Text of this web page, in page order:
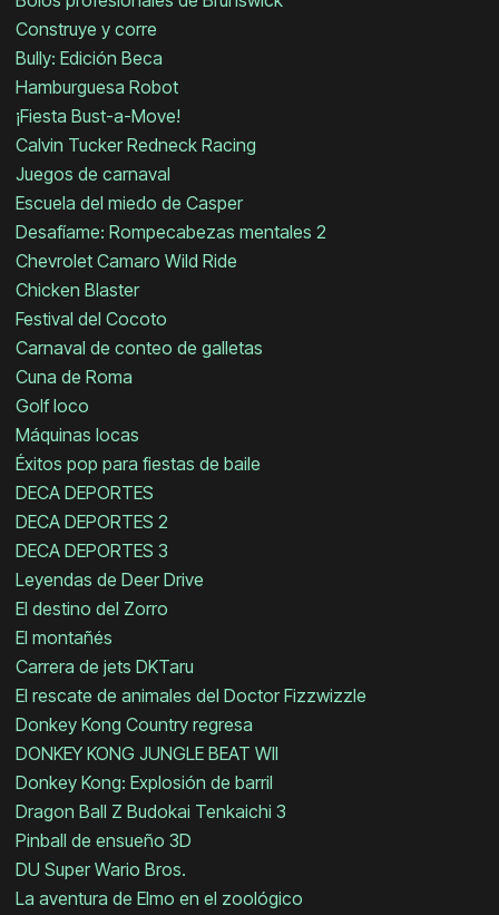
Construye y corre
Bully: Edición Beca
Hamburguesa Robot
¡Fiesta Bust-a-Move!
Calvin Tucker Redneck Racing
Juegos de carnaval
Escuela del miedo de Casper
Desafíame: Rompecabezas mentales 2
Chevrolet Camaro Wild Ride
Chicken Blaster
Festival del Cocoto
Carnaval de conteo de galletas
Cuna de Roma
Golf loco
Máquinas locas
Éxitos pop para fiestas de baile
DECA DEPORTES
DECA DEPORTES 2
DECA DEPORTES 3
Leyendas de Deer Drive
El destino del Zorro
El montañés
Carrera de jets DKTaru
El rescate de animales del Doctor Fizzwizzle
Donkey Kong Country regresa
DONKEY KONG JUNGLE BEAT WII
Donkey Kong: Explosión de barril
Dragon Ball Z Budokai Tenkaichi 3
Pinball de ensueño 3D
DU Super Wario Bros.
La aventura de Elmo en el zoológico